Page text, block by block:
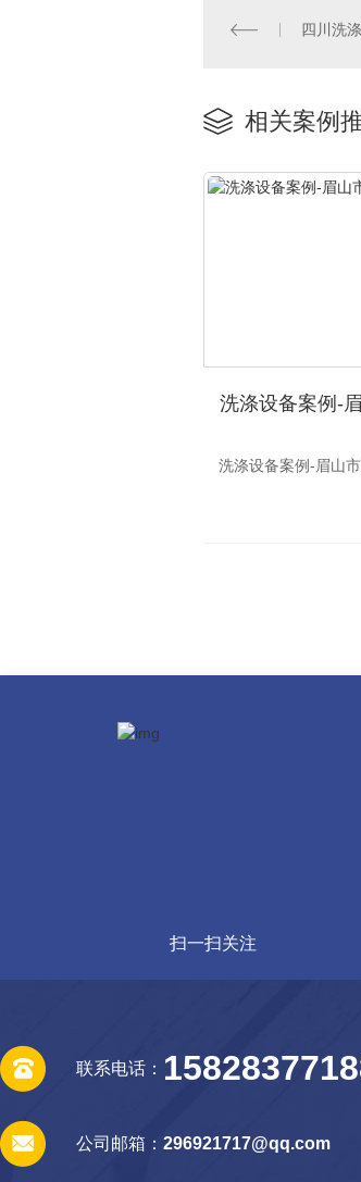
四川洗
相关案例
洗涤设备案例-眉山
扫一扫关注
联系电话：
公司邮箱： 296921717@qq.com